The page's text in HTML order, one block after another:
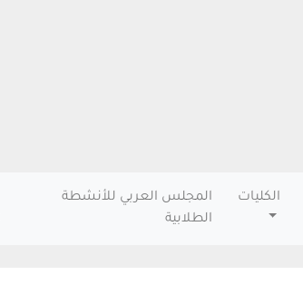
الكليات
المجلس العربي للأنشطة
الطلابية